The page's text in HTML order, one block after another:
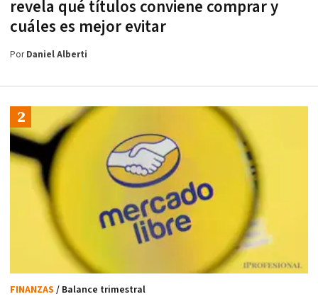
revela qué títulos conviene comprar y
cuáles es mejor evitar
PorDaniel Alberti
FINANZAS / Balance trimestral